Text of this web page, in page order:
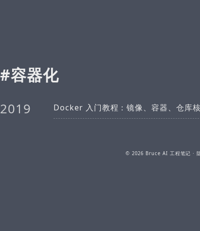
容器化
2019 Docker 入门教程：镜像、容器、仓库
© 2026 Bruce AI 工程笔记 ·